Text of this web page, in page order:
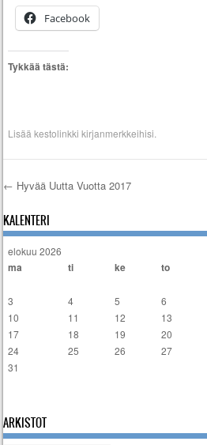
Facebook
Tykkää tästä:
Lisääkestolinkki kirjanmerkkeihisi.
Artikkelien selaus
← Hyvää Uutta Vuotta 2017
KALENTERI
elokuu 2026
ma ti ke to
3
4 5 6
10
11 12 13
17
18 19 20
24
25 26 27
31
ARKISTOT